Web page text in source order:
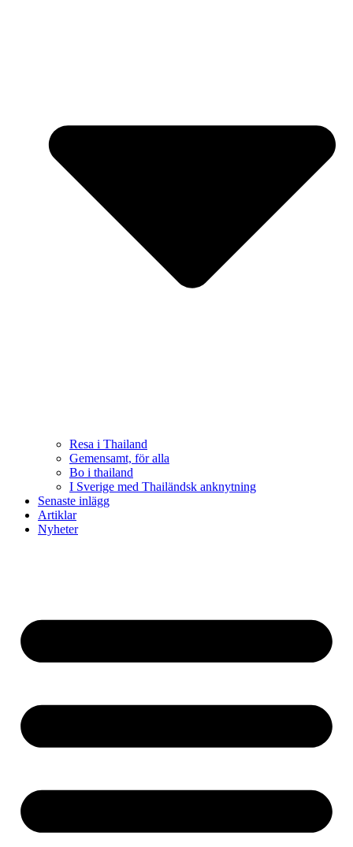
Resa i Thailand
Gemensamt, för alla
Bo i thailand
I Sverige med Thailändsk anknytning
Senaste inlägg
Artiklar
Nyheter